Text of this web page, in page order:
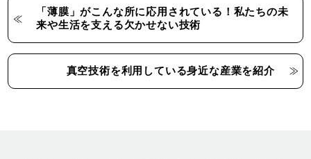
「薄膜」がこんな所に応用されている！私たちの未
来や生活を支える欠かせない技術
真空技術を利用している身近な産業を紹介